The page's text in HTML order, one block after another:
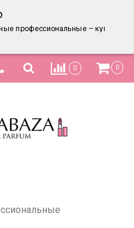
профессиональные – купить в
0 0